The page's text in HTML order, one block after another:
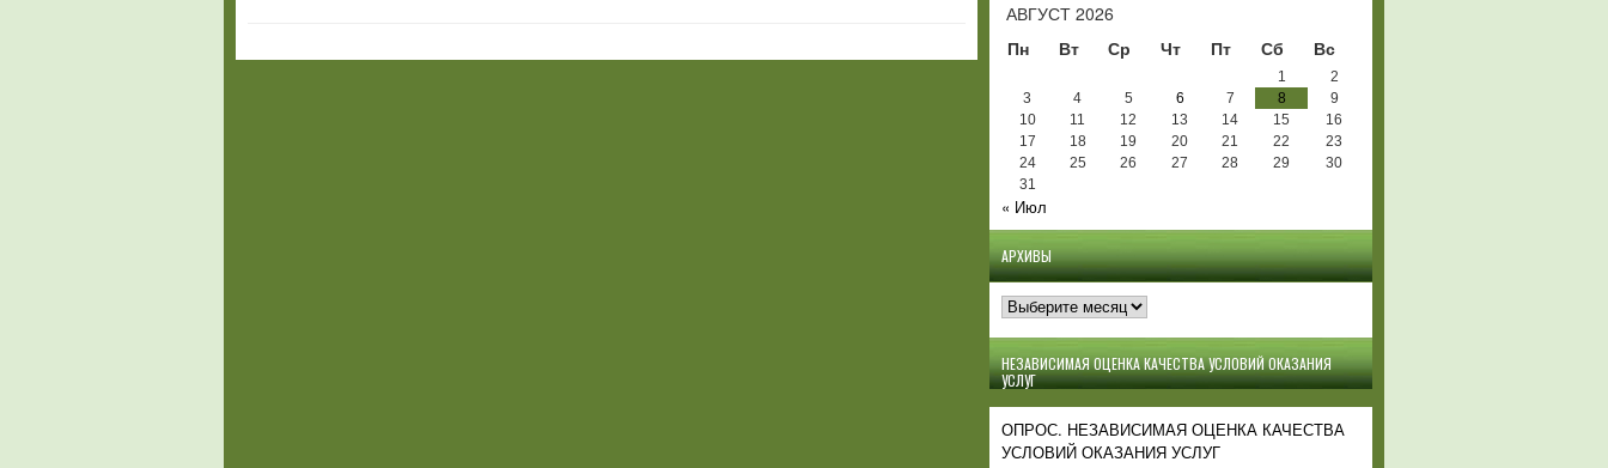
АВГУСТ 2026
Пн
Вт Ср Чт Пт Сб Вс
1
2
3
4 5 6 7 8
9
10
11 12 13 14 15
16
17
18 19 20 21 22
23
24
25 26 27 28 29
30
31
« Июл
АРХИВЫ
Архивы
НЕЗАВИСИМАЯ ОЦЕНКА КАЧЕСТВА УСЛОВИЙ ОКАЗАНИЯ
УСЛУГ
ОПРОС. НЕЗАВИСИМАЯ ОЦЕНКА КАЧЕСТВА
УСЛОВИЙ ОКАЗАНИЯ УСЛУГ